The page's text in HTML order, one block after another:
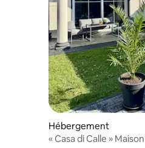
Hébergement
« Casa di Calle » Maison de vacances 5